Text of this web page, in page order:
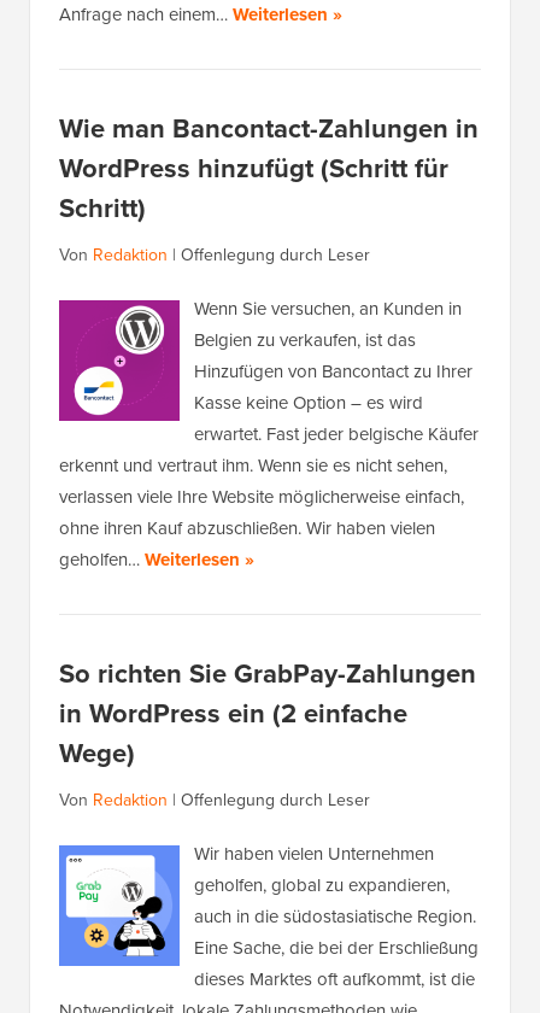
Anfrage nach einem…Weiterlesen »
Wie man Bancontact-Zahlungen in
WordPress hinzufügt (Schritt für
Schritt)
Von Redaktion | Offenlegung durch Leser
Wenn Sie versuchen, an Kunden in
Belgien zu verkaufen, ist das
Hinzufügen von Bancontact zu Ihrer
Kasse keine Option – es wird
erwartet. Fast jeder belgische Käufer
erkennt und vertraut ihm. Wenn sie es nicht sehen,
verlassen viele Ihre Website möglicherweise einfach,
ohne ihren Kauf abzuschließen. Wir haben vielen
geholfen…Weiterlesen »
So richten Sie GrabPay-Zahlungen
in WordPress ein (2 einfache
Wege)
Von Redaktion | Offenlegung durch Leser
Wir haben vielen Unternehmen
geholfen, global zu expandieren,
auch in die südostasiatische Region.
Eine Sache, die bei der Erschließung
dieses Marktes oft aufkommt, ist die